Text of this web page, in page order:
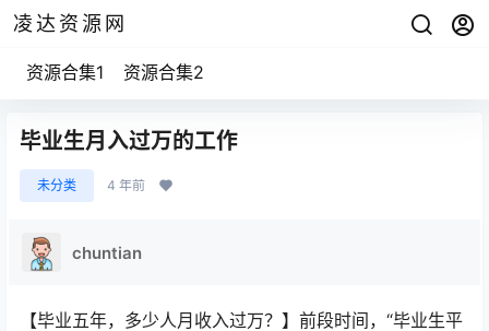
凌达资源网
资源合集1 资源合集2
毕业生月入过万的工作
未分类 4 年前
chuntian
【毕业五年，多少人月收入过万？】前段时间，“毕业生平